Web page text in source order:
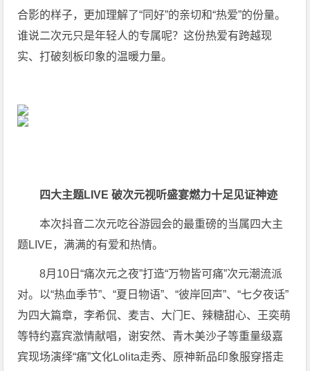
合影的样子，更加理解了“同好”的亲切和“热爱”的份量。
谁说二次元只是年轻人的专属呢？这份热爱有跨越现
实、打破刻板印象的温暖力量。
四大主题LIVE 破次元视听盛宴燃力十足见证神迹
本次抖音二次元吃谷游园会的最重磅的当属四大主
题LIVE，满满的有爱和热情。
8月10日“痛次元之夜”打造“万物皆可痛”次元潮流派
对。以“热血季节”、“夏日物语”、“彼岸回声”、“七夕夜话”
为四大篇章，李希侃、麦吉、大门E、辣糖甜心、王奕萌
等特约嘉宾激情献唱，谢安然、青木美沙子等重量级嘉
宾现场演绎“痛”文化Lolita走秀、原神新品印象服穿搭走